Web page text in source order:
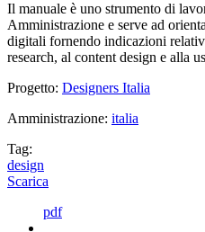
Il manuale è uno strumento di
Amministrazione e serve ad
digitali fornendo indicazioni
research, al content design e alla
Progetto: Designers Italia
Amministrazione: italia
Tag:
design
Scarica
pdf